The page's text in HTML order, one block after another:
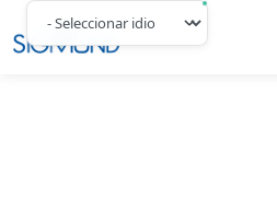
Navbar